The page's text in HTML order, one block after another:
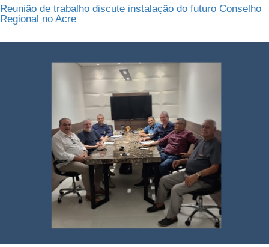
Reunião de trabalho discute instalação do futuro Conselho
Regional no Acre